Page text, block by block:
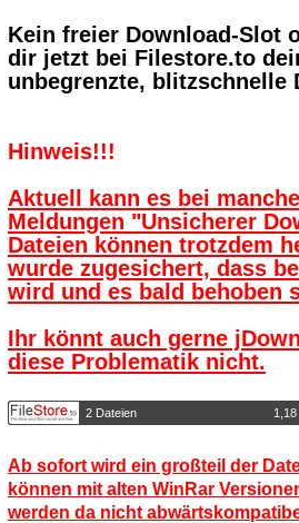
Kein freier Download-Slot
dir jetzt bei Filestore.to
unbegrenzte, blitzschnelle
Hinweis!!!
Aktuell kann es bei
Meldungen "Unsicherer
Dateien können trotzdem
wurde zugesichert, dass
wird und es bald behoben
Ihr könnt auch gerne
diese Problematik nicht.
2 Dateien
Ab sofort wird ein großteil der
können mit alten WinRar
werden da nicht